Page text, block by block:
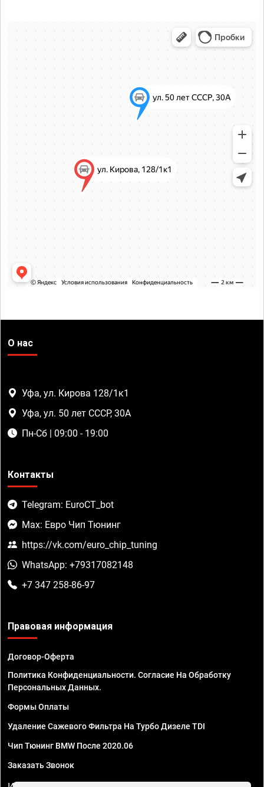
О нас
Уфа, ул. Кирова 128/1к1
Уфа, ул. 50 лет СССР, 30А
Пн-Сб | 09:00 - 19:00
Контакты
Telegram: EuroCT_bot
Max: Евро Чип Тюнинг
https://vk.com/euro_chip_tuning
WhatsApp: +79317082148
+7 347 258-86-97
Правовая информация
Договор-Оферта
Политика Конфиденциальности. Согласие На Обработку
Персональных Данных.
Формы Оплаты
Удаление Сажевого Фильтра На Турбо Дизеле TDI
Чип Тюнинг BMW После 2020.06
Заказать Звонок